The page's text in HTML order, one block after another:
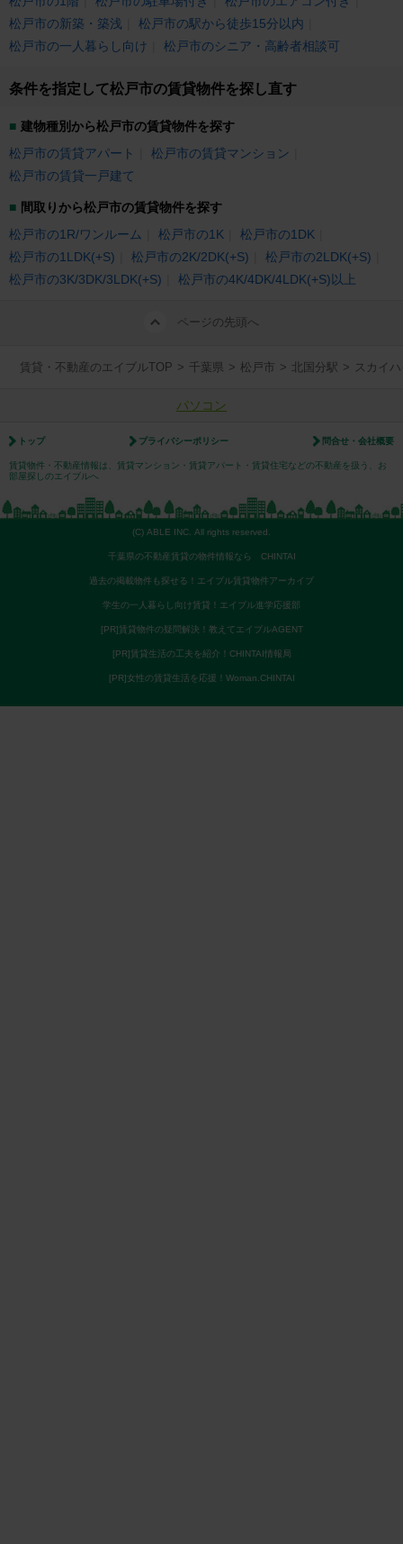
松戸市の新築・築浅
松戸市の駅から徒歩15分以内
松戸市の一人暮らし向け
松戸市のシニア・高齢者相談可
条件を指定して松戸市の賃貸物件を探し直す
建物種別から松戸市の賃貸物件を探す
松戸市の賃貸アパート
松戸市の賃貸マンション
松戸市の賃貸一戸建て
間取りから松戸市の賃貸物件を探す
松戸市の1R/ワンルーム
松戸市の1K
松戸市の1DK
松戸市の1LDK(+S)
松戸市の2K/2DK(+S)
松戸市の2LDK(+S)
松戸市の3K/3DK/3LDK(+S)
松戸市の4K/4DK/4LDK(+S)以上
ページの先頭へ
賃貸・不動産のエイブルTOP > 千葉県 > 松戸市 > 北国分駅 > スカイ
パソコン
トップ プライバシーポリシー 問合せ・会社概要
賃貸物件・不動産情報は、賃貸マンション・賃貸アパート・賃貸住宅などの不動産を扱う、お
部屋探しのエイブルへ
(C) ABLE INC. All rights reserved.
千葉県の不動産賃貸の物件情報なら CHINTAI
過去の掲載物件も探せる！エイブル賃貸物件アーカイブ
学生の一人暮らし向け賃貸！エイブル進学応援部
[PR]賃貸物件の疑問解決！教えてエイブルAGENT
[PR]賃貸生活の工夫を紹介！CHINTAI情報局
[PR]女性の賃貸生活を応援！Woman.CHINTAI